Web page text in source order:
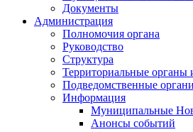
Документы
Администрация
Полномочия органа
Руководство
Структура
Территориальные органы
Подведомственные
Информация
Муниципальные
Анонсы событий